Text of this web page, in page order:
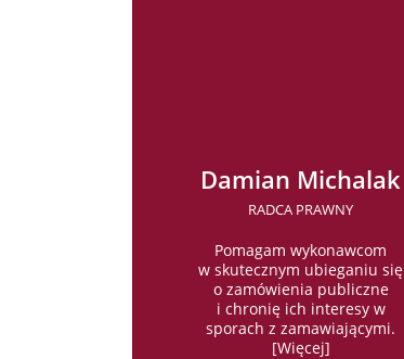
Damian Michalak
RADCA PRAWNY
Pomagam wykonawcom
w skutecznym ubieganiu się
o zamówienia publiczne
i chronię ich interesy w
sporach z zamawiającymi.
[Więcej]